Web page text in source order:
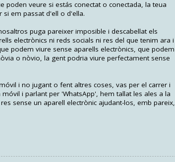
veure si estás conectat o conectada, la teua
em passat d'ell o d'ella.
puga pareixer imposible i descabellat els
electrònics ni reds socials ni res del que tenim ara i
podem viure sense aparells electrònics, que podem
o nòvio, la gent podria viure perfectament sense
i no jugant o fent altres coses, vas per el carrer i
i parlant per 'WhatsApp', hem tallat les ales a la
sense un aparell electrònic ajudant-los, emb pareix,